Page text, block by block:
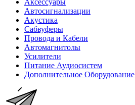
Аксессуары
Автосигнализации
Акустика
Сабвуферы
Провода и Кабели
Автомагнитолы
Усилители
Питание Аудиосистем
Дополнительное Оборудование